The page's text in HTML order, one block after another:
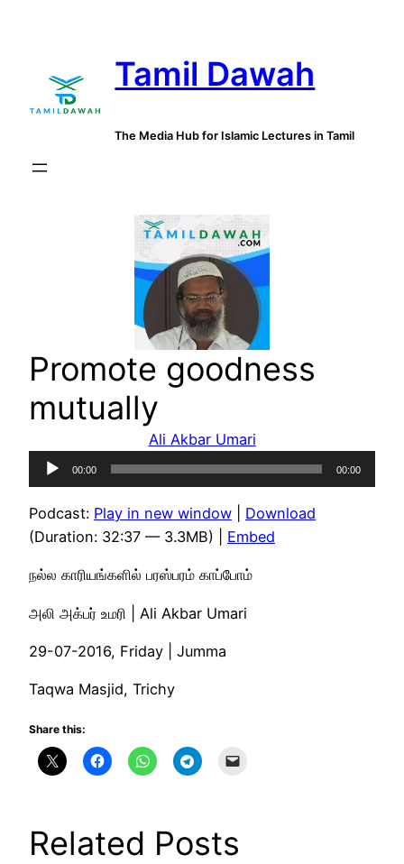
Tamil Dawah
The Media Hub for Islamic Lectures in Tamil
Promote goodness
mutually
Ali Akbar Umari
Audio
Player
00:00 00:00
Podcast: Play in new window
Download
(Duration: 32:37 — 3.3MB) | Embed
நல்ல காரியங்களில் பரஸ்பரம் காப்போம்
அலி அக்பர் உமரி | Ali Akbar Umari
29-07-2016, Friday | Jumma
Taqwa Masjid, Trichy
Share this:
Related Posts